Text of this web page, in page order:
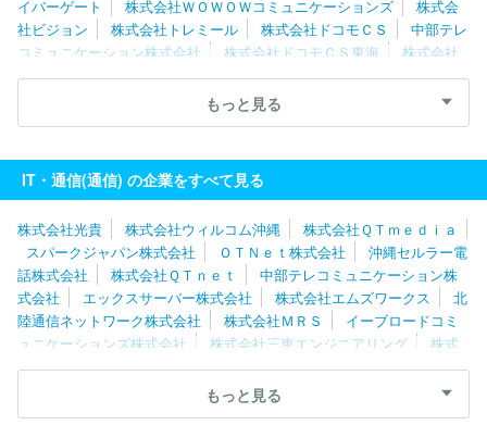
イバーゲート
株式会社ＷＯＷＯＷコミュニケーションズ
株式会
社ビジョン
株式会社トレミール 株式会社ドコモＣＳ
中部テレ
コミュニケーション株式会社
株式会社ドコモＣＳ東海
株式会社
ダーウィンズ
株式会社光貴 沖縄セルラー電話株式会社
株式会
株式会社モトシマ
株式会社アイ・ピ
ー・エス
ＡＣＮモバイル
デジタルゲイト株式会社
株式会社トップライン
ソフトバンク株式会社
NTTドコモビジネス株式会社
もっと見る
IT・通信(通信) の企業をすべて見る
株式会社光貴 株式会社ウィルコム沖縄
株式会社ＱＴｍｅｄｉａ
スパークジャパン株式会社
ＯＴＮｅｔ株式会社
沖縄セルラー電
話株式会社
株式会社ＱＴｎｅｔ
中部テレコミュニケーション株
式会社
エックスサーバー株式会社 株式会社エムズワークス
北
陸通信ネットワーク株式会社
株式会社ＭＲＳ
イーブロードコミ
ュニケーションズ株式会社
株式会社三恵エンジニアリング
株式
会社イーネットソリューションズ
株式会社かんでんＣＳフォーラ
株式会社つなぐネットコミュニケーション
ズ
もっと見る